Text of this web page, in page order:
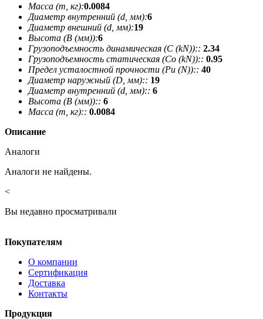
Масса (m, кг):0.0084
Диаметр внутренний (d, мм):6
Диаметр внешний (d, мм):19
Высота (В (мм)):6
Грузоподъемность динамическая (C (kN)):: 2.34
Грузоподъемность статическая (Co (kN)):: 0.95
Предел усталостной прочности (Pu (N)):: 40
Диаметр наружный (D, мм):: 19
Диаметр внутренний (d, мм):: 6
Высота (В (мм)):: 6
Масса (m, кг):: 0.0084
Описание
Аналоги
Аналоги не найдены.
<
Вы недавно просматривали
Покупателям
О компании
Сертификация
Доставка
Контакты
Продукция